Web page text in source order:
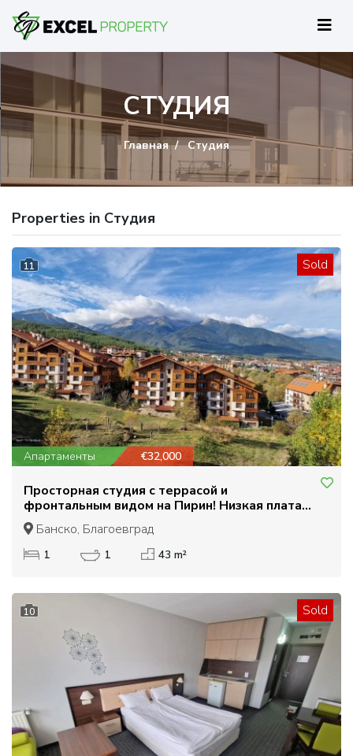
СТУДИЯ
Главная Студия
Properties in Студия
11 Sold
Апартаменты €32,000
Просторная студия с террасой и
фронтальным видом на Пирин! Низкая плата
за обслуживание!
Банско, Благоевград
1 1 43 m²
10 Sold